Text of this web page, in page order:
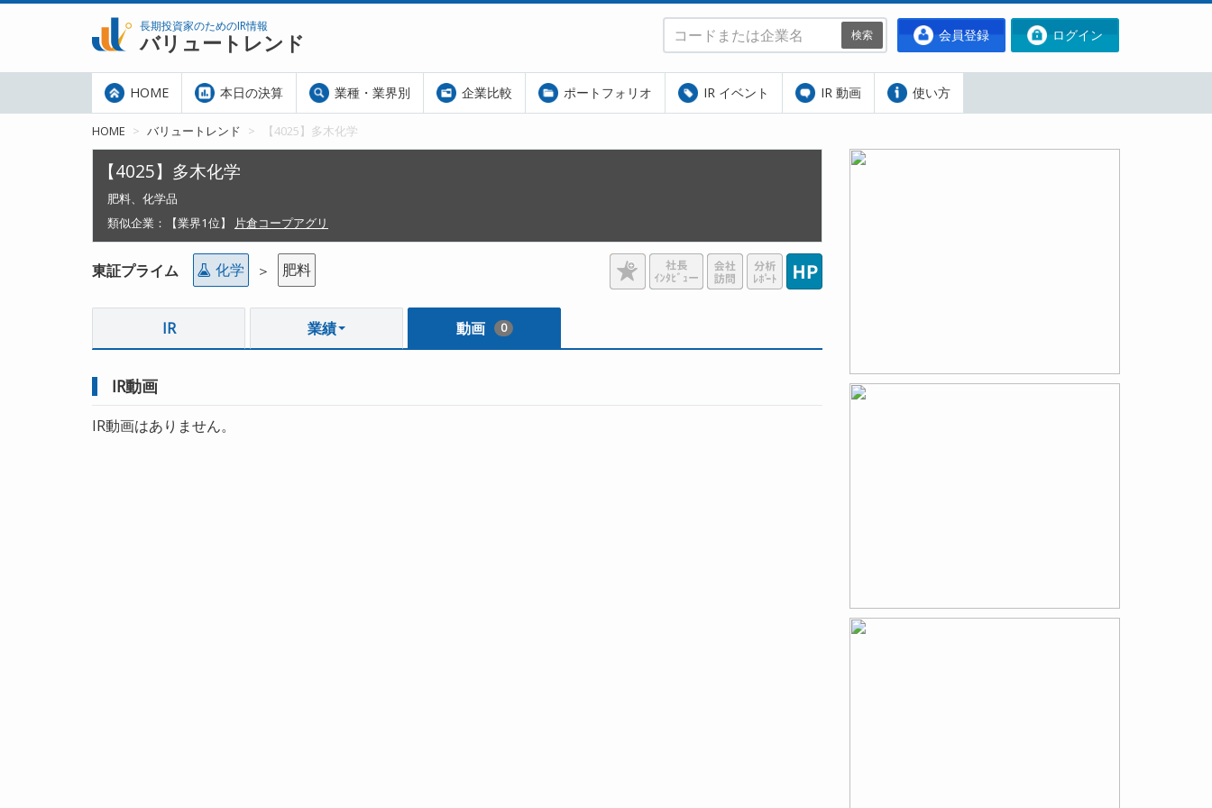
長期投資家のためのIR情報
バリュートレンド 会員登録 ログイン
検索
HOME 本日の決算 業種・業界別 企業比較 ポートフォリオ IR イベント IR 動画 使い方
HOME バリュートレンド 【4025】多木化学
【4025】多木化学
肥料、化学品
類似企業：
【業界1位】 片倉コープアグリ
東証プライム 化学 ＞ 肥料
IR 業績 動画 0
IR動画
IR動画はありません。